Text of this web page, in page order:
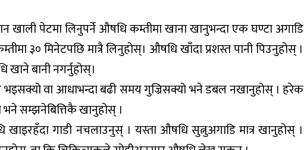
पेटमा लिनुपर्ने औषधि कम्तीमा खाना खानुभन्दा एक घण्टा अगाडि
३० मिनेटपछि मात्रै लिनुहोस्। औषधि खाँदा प्रशस्त पानी पिउनुहोस् ।
खाने बानी नगर्नुहोस्।
भइसक्यो वा आधाभन्दा बढी समय गुज्रिसक्यो भने डबल नखानुहोस् । हरेक
सम्झनेबित्तिकै खानुहोस् ।
गाडी नचलाउनुस् । यस्ता औषधि सुत्नुअगाडि मात्र खानुहोस् ।